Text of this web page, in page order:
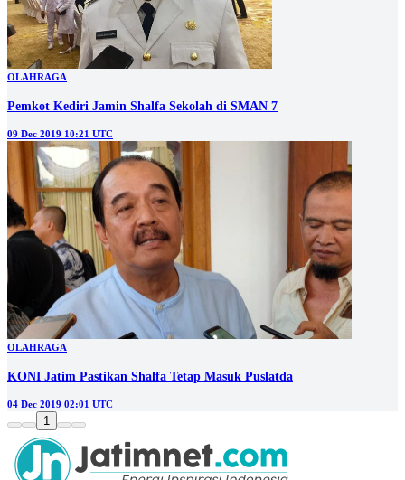
OLAHRAGA
Pemkot Kediri Jamin Shalfa Sekolah di SMAN 7
09 Dec 2019 10:21 UTC
OLAHRAGA
KONI Jatim Pastikan Shalfa Tetap Masuk Puslatda
04 Dec 2019 02:01 UTC
1